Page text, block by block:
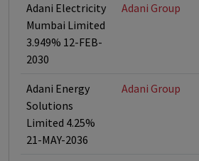
Adani Electricity
Mumbai Limited
3.949% 12-FEB-
2030
Adani Group
Adani Energy
Solutions
Limited 4.25%
21-MAY-2036
Adani Group